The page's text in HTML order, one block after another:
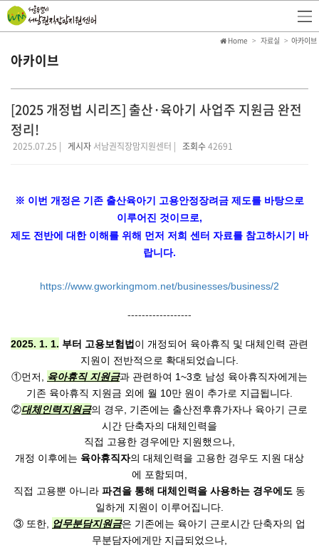
아카이브
Home 자료실 아카이브
[2025 개정법 시리즈] 출산·육아기 사업주 지원금 완전
정리!
2025.07.25 | 게시자 서남권직장맘지원센터 | 조회수42691
※ 이번 개정은 기존 출산육아기 고용안정장려금 제도를 바탕으로
이루어진 것이므로,
제도 전반에 대한 이해를 위해 먼저 저희 센터 자료를 참고하시기 바
랍니다.
https://www.gworkingmom.net/businesses/business/2
------------------
2025. 1. 1. 부터 고용보험법 이 개정되어 육아휴직 및 대체인력 관련
지원이 전반적으로 확대되었습니다.
①먼저,
육아휴직 지원금과 관련하여 1~3호 남성 육아휴직자에게는
기존 육아휴직 지원금 외에 월 10만 원이 추가로 지급됩니다.
②대체인력지원금의 경우, 기존에는 출산전후휴가자나 육아기 근로
시간 단축자의 대체인력을
직접 고용한 경우에만 지원했으나,
개정 이후에는 육아휴직자의 대체인력을 고용한 경우도 지원 대상
에 포함되며,
직접 고용뿐 아니라 파견을 통해 대체인력을 사용하는 경우에도 동
일하게 지원이 이루어집니다.
③ 또한,
업무분담지원금은 기존에는 육아기 근로시간 단축자의 업
무분담자에게만 지급되었으나,